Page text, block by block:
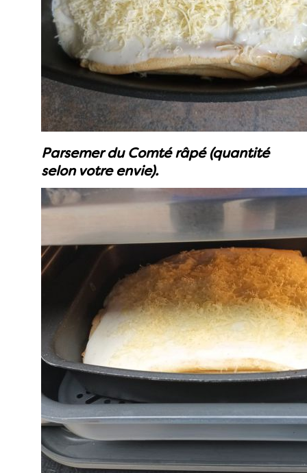
Parsemer du Comté râpé (quantité
selon votre envie).